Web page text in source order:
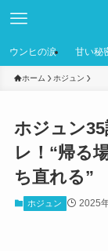
ウンヒの涙 甘い秘
ホーム ホジュン
ホジュン
レ！“帰る
ち直れる”
ホジュン 2025